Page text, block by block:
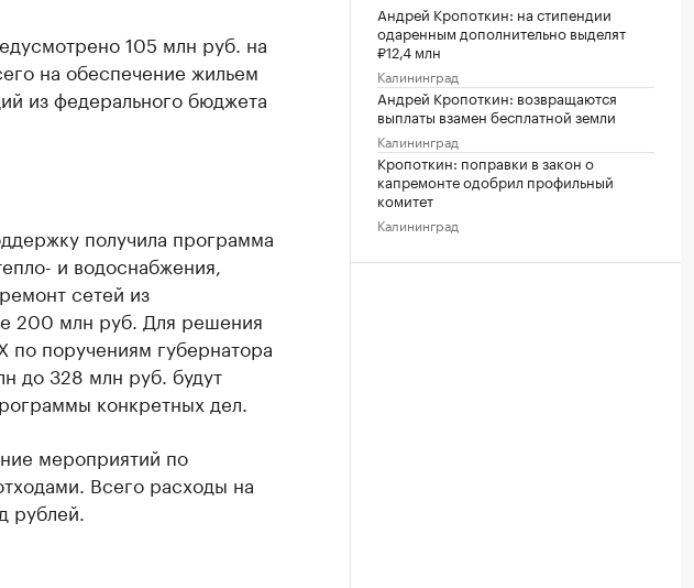
105 млн руб. на
на обеспечение жильем
из федерального бюджета
получила программа
и водоснабжения,
сетей из
200 млн руб. Для решения
поручениям губернатора
до 328 млн руб. будут
конкретных дел.
мероприятий по
Всего расходы на
рублей.
Андрей Кропоткин: на стипендии
одаренным дополнительно выделят
₽12,4 млн
Калининград
Андрей Кропоткин: возвращаются
выплаты взамен бесплатной земли
Калининград
Кропоткин: поправки в закон о
капремонте одобрил профильный
комитет
Калининград